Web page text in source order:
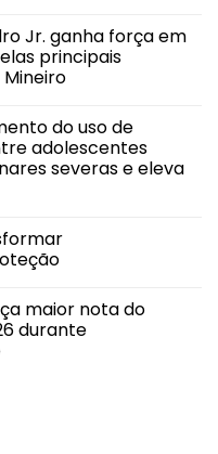
Jr. ganha força em
principais
do uso de
adolescentes
severas e eleva
maior nota do
durante